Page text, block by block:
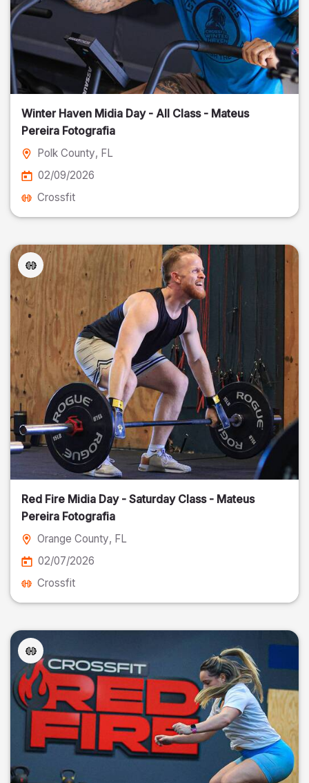
Winter Haven Midia Day - All Class - Mateus
Pereira Fotografia
Polk County, FL
02/09/2026
Crossfit
Red Fire Midia Day - Saturday Class - Mateus
Pereira Fotografia
Orange County, FL
02/07/2026
Crossfit